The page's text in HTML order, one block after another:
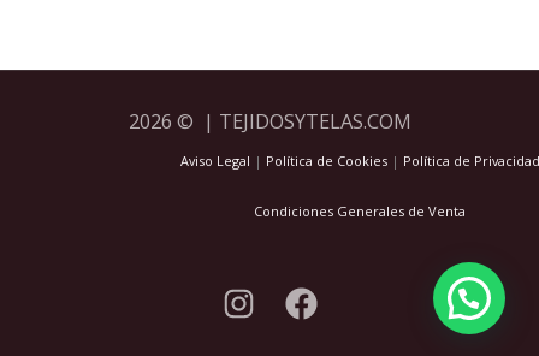
2026 © | TEJIDOSYTELAS.COM
Aviso Legal | Política de Cookies| Política de Privacidad
Condiciones Generales de Venta